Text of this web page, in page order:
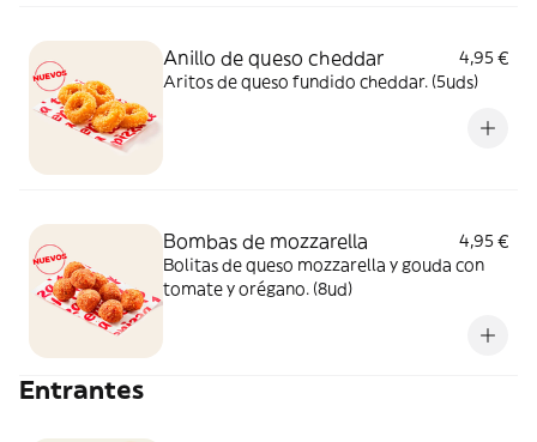
Anillo de queso cheddar
4,95 €
Aritos de queso fundido cheddar. (5uds)
Bombas de mozzarella
4,95 €
Bolitas de queso mozzarella y gouda con
tomate y orégano. (8ud)
Entrantes